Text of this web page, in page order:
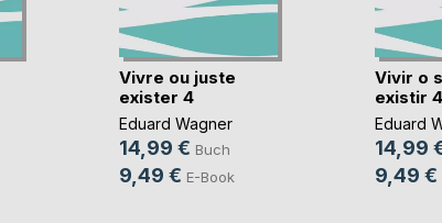
Vivre ou juste
exister 4
Eduard Wagner
14,99 € Buch
9,49 € E-Book
Vivir o
existir 4
Eduard
14,99
9,49 €